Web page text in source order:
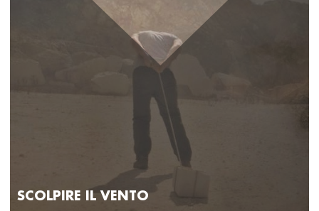
SCOLPIRE IL VENTO